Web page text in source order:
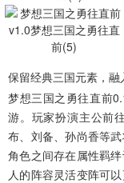
保留经典三国元素，
梦想三国之勇往直前
游。玩家扮演主公前
布、刘备、孙尚香等
角色之间存在属性羁
人的阵容灵活变阵可